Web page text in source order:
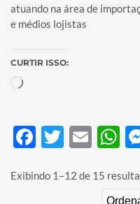
atuando na área de
e médios lojistas
CURTIR ISSO:
Carregando...
Facebook
Twitter
Exibindo 1–12 de 15